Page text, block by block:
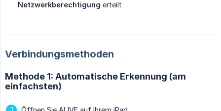
Netzwerkberechtigung erteilt
Verbindungsmethoden
Methode 1: Automatische Erkennung (am
einfachsten)